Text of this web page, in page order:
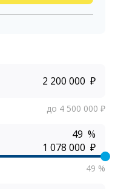
₽
до 4 500 000 ₽
%
₽
49 %